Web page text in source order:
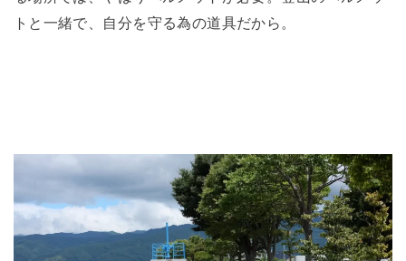
トと一緒で、自分を守る為の道具だから。